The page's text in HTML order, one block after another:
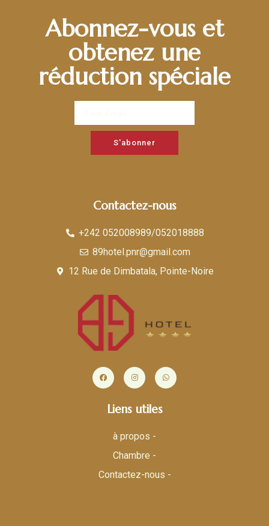
Abonnez-vous et
obtenez une
réduction spéciale
S'abonner
Contactez-nous
+242 052008989/052018888
89hotel.pnr@gmail.com
12 Rue de Dimbatala, Pointe-Noire
Liens utiles
à propos -
Chambre -
Contactez-nous -